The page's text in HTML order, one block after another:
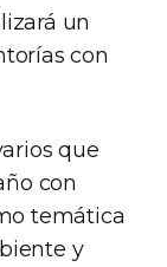
un
con
que
con
temática
y